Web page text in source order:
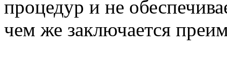
процедур и не
чем же заключается